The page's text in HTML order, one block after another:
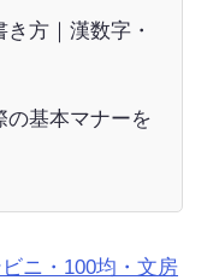
方｜漢数字・
の基本マナーを
ニ・100均・文房